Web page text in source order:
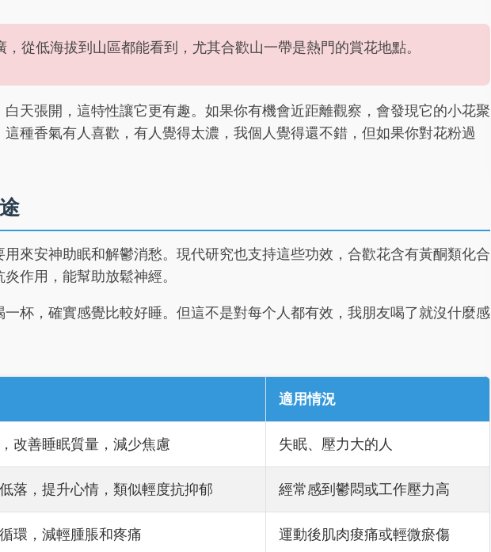
從低海拔到山區都能看到，尤其合歡山一帶是熱門的賞花地點。
天張開，這特性讓它更有趣。如果你有機會近距離觀察，會發現它的小花聚
種香氣有人喜歡，有人覺得太濃，我個人覺得還不錯，但如果你對花粉過
來安神助眠和解鬱消愁。現代研究也支持這些功效，合歡花含有黃酮類化合
作用，能幫助放鬆神經。
杯，確實感覺比較好睡。但這不是對每个人都有效，我朋友喝了就沒什麼感
適用情況
改善睡眠質量，減少焦慮 失眠、壓力大的人
落，提升心情，類似輕度抗抑郁 經常感到鬱悶或工作壓力高
環，減輕腫脹和疼痛 運動後肌肉痠痛或輕微瘀傷